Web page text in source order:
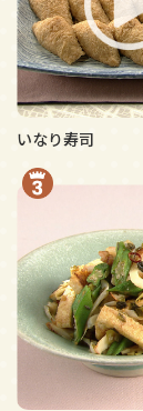
いなり寿司